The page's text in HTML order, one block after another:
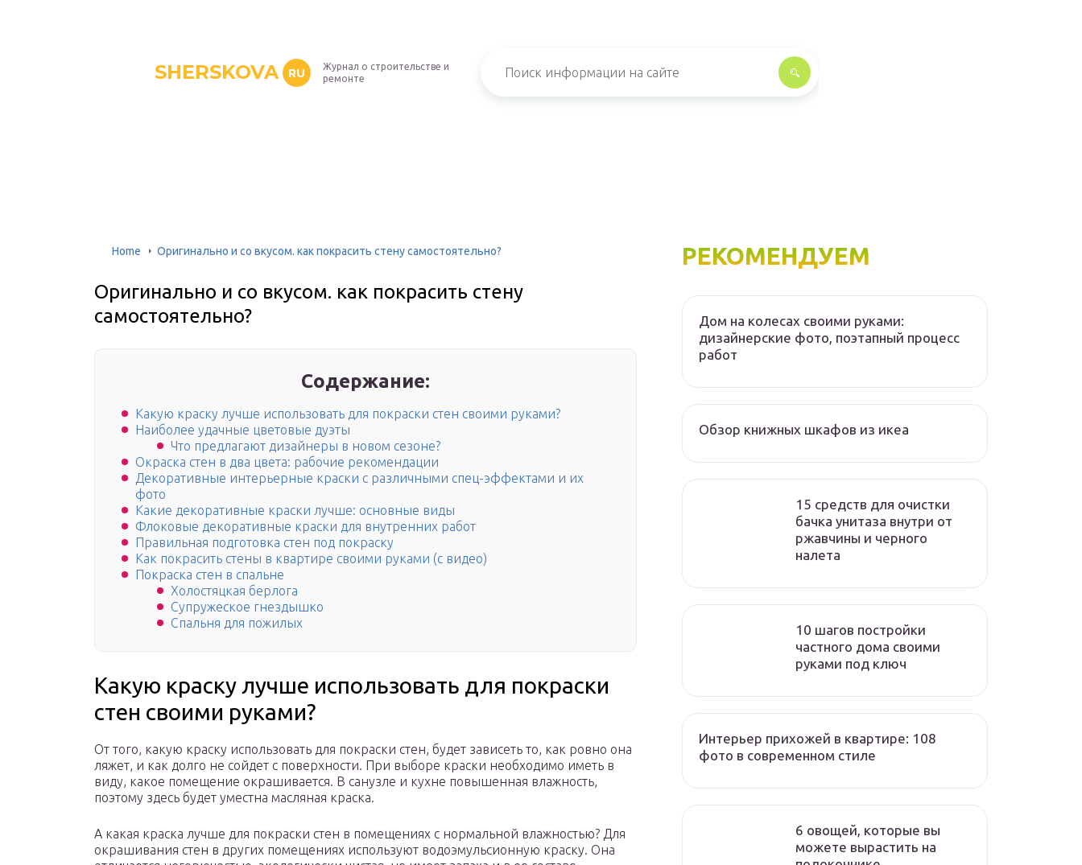
SHERSKOVA RU
Журнал о строительстве и
ремонте
Home Оригинально и со вкусом. как покрасить стену самостоятельно?
Оригинально и со вкусом. как покрасить стену
самостоятельно?
Содержание:
Какую краску лучше использовать для покраски стен своими руками?
Наиболее удачные цветовые дуэты
Что предлагают дизайнеры в новом сезоне?
Окраска стен в два цвета: рабочие рекомендации
Декоративные интерьерные краски с различными спец-эффектами и их
фото
Какие декоративные краски лучше: основные виды
Флоковые декоративные краски для внутренних работ
Правильная подготовка стен под покраску
Как покрасить стены в квартире своими руками (с видео)
Покраска стен в спальне
Холостяцкая берлога
Супружеское гнездышко
Спальня для пожилых
Какую краску лучше использовать для покраски
стен своими руками?
От того, какую краску использовать для покраски стен, будет зависеть то, как ровно она
ляжет, и как долго не сойдет с поверхности. При выборе краски необходимо иметь в
виду, какое помещение окрашивается. В санузле и кухне повышенная влажность,
поэтому здесь будет уместна масляная краска.
А какая краска лучше для покраски стен в помещениях с нормальной влажностью? Для
окрашивания стен в других помещениях используют водоэмульсионную краску. Она
РЕКОМЕНДУЕМ
Дом на колесах своими руками:
дизайнерские фото, поэтапный процесс
работ
Обзор книжных шкафов из икеа
15 средств для очистки
бачка унитаза внутри от
ржавчины и черного
налета
10 шагов постройки
частного дома своими
руками под ключ
Интерьер прихожей в квартире: 108
фото в современном стиле
6 овощей, которые вы
можете вырастить на